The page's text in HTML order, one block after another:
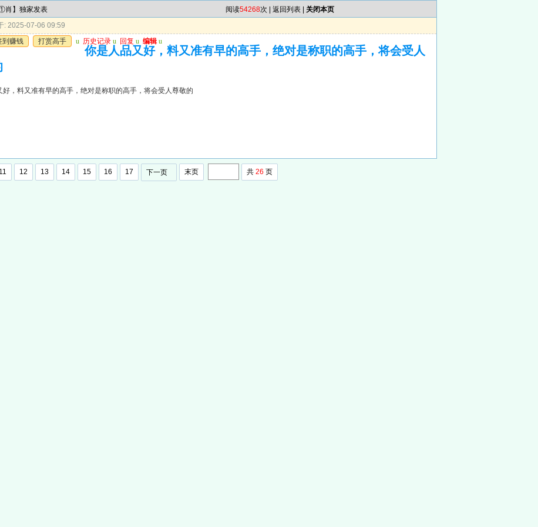
肖】独家发表 阅读54268次 | 返回列表 关闭本页
: 2025-07-06 09:59
到赚钱
打赏高手 u 历史记录 u 回复 u 编辑 u
你是人品又好，料又准有早的高手，绝对是称职的高手，将会受人
好，料又准有早的高手，绝对是称职的高手，将会受人尊敬的
11 12 13 14 15 16 17 下一页 末页 共 26 页